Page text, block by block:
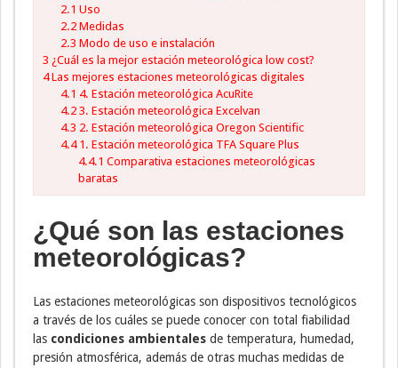
2.1 Uso
2.2Medidas
2.3 Modo de uso e instalación
3 ¿Cuál es la mejor estación meteorológica low cost?
4Las mejores estaciones meteorológicas digitales
4.1 4. Estación meteorológica AcuRite
4.23. Estación meteorológica Excelvan
4.3 2. Estación meteorológica Oregon Scientific
4.41. Estación meteorológica TFA Square Plus
4.4.1 Comparativa estaciones meteorológicas
baratas
¿Qué son las estaciones
meteorológicas?
Las estaciones meteorológicas son dispositivos tecnológicos
a través de los cuáles se puede conocer con total fiabilidad
las condiciones ambientales de temperatura, humedad,
presión atmosférica, además de otras muchas medidas de